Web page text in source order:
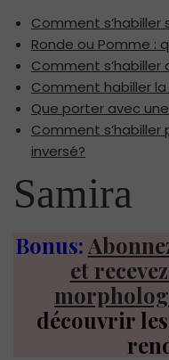
Comment
Ronde ou Pomme :
Comment
Comment habiller
Que porter avec
Comment
inversé?
Samira
Bonus:
et
découvrir